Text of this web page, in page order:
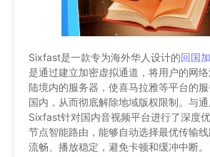
Sixfast是一款专为海外华人设计的回国
是通过建立加密虚拟通道，将用户的网
陆境内的服务器，使喜马拉雅等平台的
国内，从而彻底解除地域版权限制。与通
Sixfast针对国内音视频平台进行了深度
节点智能路由，能够自动选择最优传输
流畅、播放稳定，避免卡顿和缓冲中断。